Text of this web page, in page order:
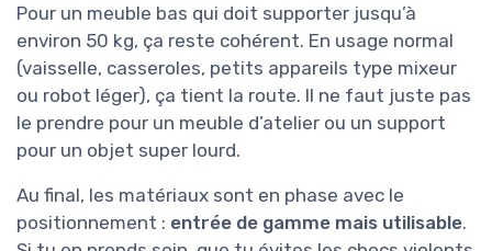
Pour un meuble bas qui doit supporter jusqu’à
environ 50 kg, ça reste cohérent. En usage normal
(vaisselle, casseroles, petits appareils type mixeur
ou robot léger), ça tient la route. Il ne faut juste pas
le prendre pour un meuble d’atelier ou un support
pour un objet super lourd.
Au final, les matériaux sont en phase avec le
positionnement : entrée de gamme mais utilisable.